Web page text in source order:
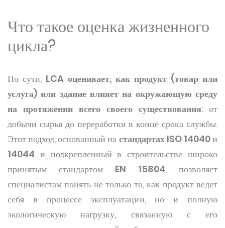
Что такое оценка жизненного
цикла?
По сути, LCA оценивает, как продукт (товар или
услуга) или здание влияет на окружающую среду
на протяжении всего своего существования: от
добычи сырья до переработки в конце срока службы.
Этот подход, основанный на стандартах ISO 14040и
14044 и подкрепленный в строительстве широко
принятым стандартом EN 15804, позволяет
специалистам понять не только то, как продукт ведет
себя в процессе эксплуатации, но и полную
экологическую нагрузку, связанную с его